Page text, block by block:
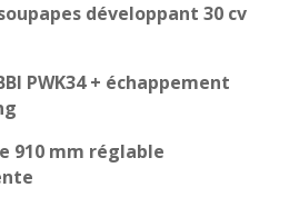
développant 30 cv
PWK34 + échappement
910 mm réglable